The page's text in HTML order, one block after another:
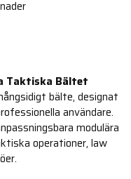
Taktiska Bältet
bälte, designat
användare.
modulära
operationer, law